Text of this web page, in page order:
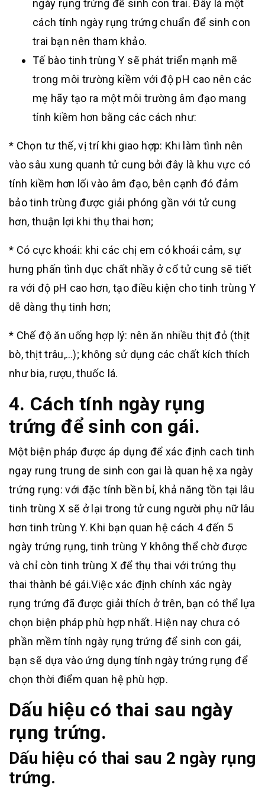
ngày rụng trứng để sinh con trai. Đây là một
cách tính ngày rụng trứng chuẩn để sinh con
trai bạn nên tham khảo.
Tế bào tinh trùng Y sẽ phát triển mạnh mẽ
trong môi trường kiềm với độ pH cao nên các
mẹ hãy tạo ra một môi trường âm đạo mang
tính kiềm hơn bằng các cách như:
* Chọn tư thế, vị trí khi giao hợp: Khi làm tình nên
vào sâu xung quanh tử cung bởi đây là khu vực có
tính kiềm hơn lối vào âm đạo, bên cạnh đó đảm
bảo tinh trùng được giải phóng gần với tử cung
hơn, thuận lợi khi thụ thai hơn;
* Có cực khoái: khi các chị em có khoái cảm, sự
hưng phấn tình dục chất nhầy ở cổ tử cung sẽ tiết
ra với độ pH cao hơn, tạo điều kiện cho tinh trùng Y
dễ dàng thụ tinh hơn;
* Chế độ ăn uống hợp lý: nên ăn nhiều thịt đỏ (thịt
bò, thịt trâu,…); không sử dụng các chất kích thích
như bia, rượu, thuốc lá.
4. Cách tính ngày rụng
trứng để sinh con gái.
Một biện pháp được áp dụng để xác định cach tinh
ngay rung trung de sinh con gai là quan hệ xa ngày
trứng rụng: với đặc tính bền bỉ, khả năng tồn tại lâu
tinh trùng X sẽ ở lại trong tử cung người phụ nữ lâu
hơn tinh trùng Y. Khi bạn quan hệ cách 4 đến 5
ngày trứng rụng, tinh trùng Y không thể chờ được
và chỉ còn tinh trùng X để thụ thai với trứng thụ
thai thành bé gái.Việc xác định chính xác ngày
rụng trứng đã được giải thích ở trên, bạn có thể lựa
chọn biện pháp phù hợp nhất. Hiện nay chưa có
phần mềm tính ngày rụng trứng để sinh con gái,
bạn sẽ dựa vào ứng dụng tính ngày trứng rụng để
chọn thời điểm quan hệ phù hợp.
Dấu hiệu có thai sau ngày
rụng trứng.
Dấu hiệu có thai sau 2 ngày rụng
trứng.